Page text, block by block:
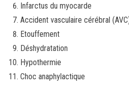
Infarctus du myocarde
Accident vasculaire cérébral
Etouffement
Déshydratation
Hypothermie
Choc anaphylactique